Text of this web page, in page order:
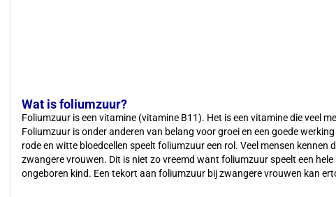
Wat is foliumzuur?
Foliumzuur is een vitamine (vitamine B11). Het is een vitamine die veel
Foliumzuur is onder anderen van belang voor groei en een goede
rode en witte bloedcellen speelt foliumzuur een rol. Veel mensen
zwangere vrouwen. Dit is niet zo vreemd want foliumzuur speelt een
ongeboren kind. Een tekort aan foliumzuur bij zwangere vrouwen kan